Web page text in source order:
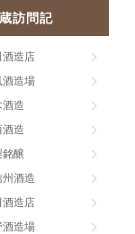
訪問記
造店
造場
造
造
醸
酒造
造店
造場